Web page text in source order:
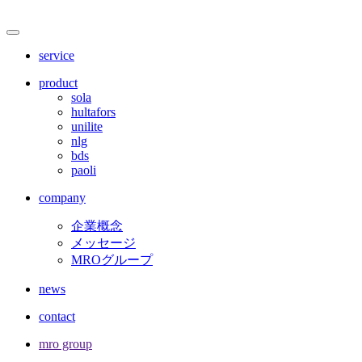
サ
メ
service
product
sola
hultafors
unilite
nlg
bds
paoli
company
企業概念
メッセージ
MROグループ
news
contact
mro group